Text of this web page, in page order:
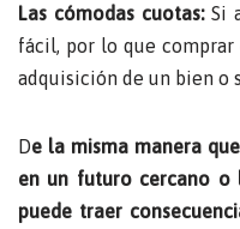
Las cómodas cuotas:Si
fácil, por lo que comprar
adquisición de un bien o
De la misma manera
en un futuro cercano o
puede traer